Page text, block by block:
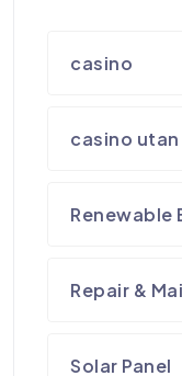
casino
casino
Renewable
Repair &
Solar Panel